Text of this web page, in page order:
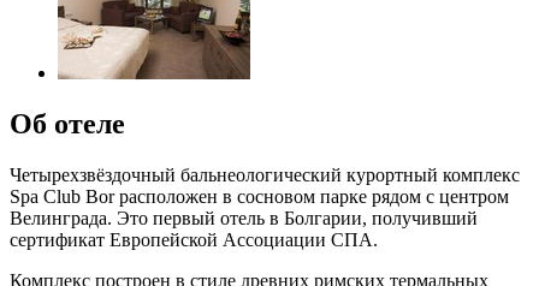
Об отеле
Четырехзвёздочный бальнеологический курортный комплекс
Spa Club Bor расположен в сосновом парке рядом с центром
Велинграда. Это первый отель в Болгарии, получивший
сертификат Европейской Ассоциации СПА.
Комплекс построен в стиле древних римских термальных